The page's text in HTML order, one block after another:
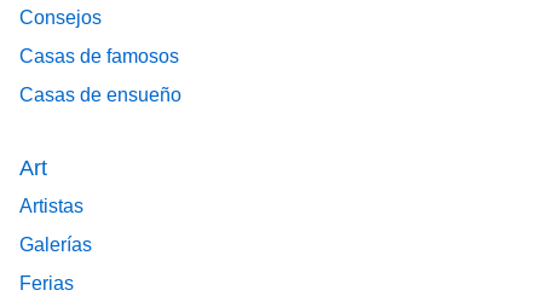
Consejos
Casas de famosos
Casas de ensueño
Art
Artistas
Galerías
Ferias